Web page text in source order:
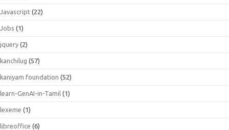
Javascript (22)
Jobs (1)
jquery (2)
kanchilug (57)
kaniyam foundation (52)
learn-GenAI-in-Tamil (1)
lexeme (1)
libreoffice (6)